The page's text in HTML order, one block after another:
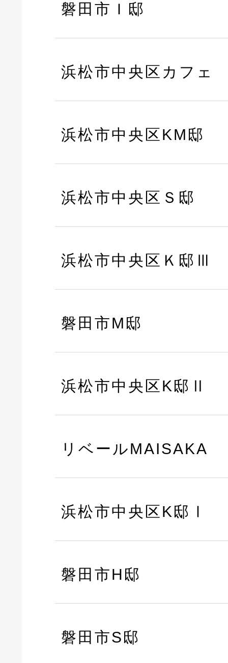
磐田市Ｉ邸
浜松市中央区カフェ
浜松市中央区KM邸
浜松市中央区Ｓ邸
浜松市中央区Ｋ邸Ⅲ
磐田市M邸
浜松市中央区K邸Ⅱ
リベールMAISAKA
浜松市中央区K邸Ⅰ
磐田市H邸
磐田市S邸